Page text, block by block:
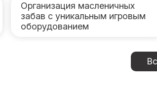
Организация масленичных
забав с уникальным игровым
оборудованием